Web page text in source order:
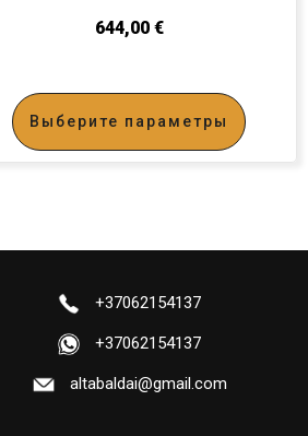
644,00 €
Выберите параметры
+37062154137
+37062154137
altabaldai@gmail.com